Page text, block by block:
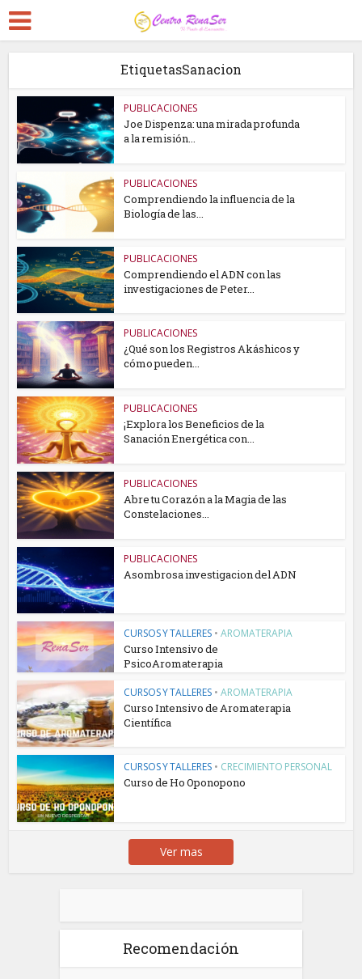
EtiquetasSanacion
PUBLICACIONES
Joe Dispenza: una mirada profunda
a la remisión...
PUBLICACIONES
Comprendiendo la influencia de la
Biología de las...
PUBLICACIONES
Comprendiendo el ADN con las
investigaciones de Peter...
PUBLICACIONES
¿Qué son los Registros Akáshicos y
cómo pueden...
PUBLICACIONES
¡Explora los Beneficios de la
Sanación Energética con...
PUBLICACIONES
Abre tu Corazón a la Magia de las
Constelaciones...
PUBLICACIONES
Asombrosa investigacion del ADN
CURSOS Y TALLERES • AROMATERAPIA
Curso Intensivo de
PsicoAromaterapia
CURSOS Y TALLERES • AROMATERAPIA
Curso Intensivo de Aromaterapia
Científica
CURSOS Y TALLERES • CRECIMIENTO PERSONAL
Curso de Ho Oponopono
Ver mas
Recomendación